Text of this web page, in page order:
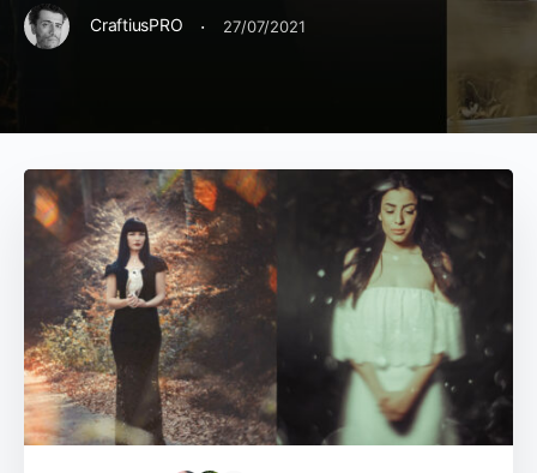
CraftiusPRO · 27/07/2021